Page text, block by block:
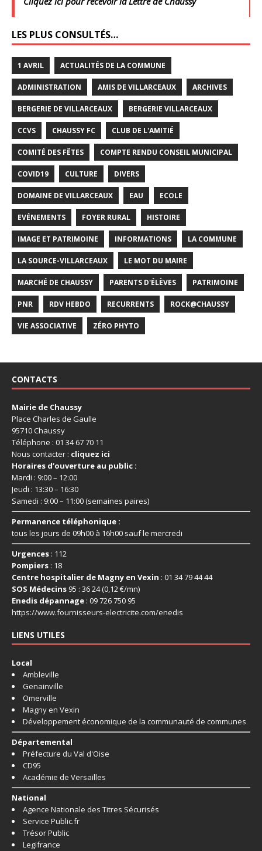
LES PLUS CONSULTÉS…
1 AVRIL ACTUALITÉS DE LA COMMUNE
ADMINISTRATION AMIS DE VILLARCEAUX ARCHIVES
BERGERIE DE VILLARCEAUX BERGERIE VILLARCEAUX
CCVS CHAUSSY FC CLUB DE L'AMITIÉ
COMITÉ DES FÊTES COMPTE RENDU CONSEIL MUNICIPAL
COVID19 CULTURE DIVERS
DOMAINE DE VILLARCEAUX EAU ECOLE
EVÉNEMENTS FOYER RURAL HISTOIRE
IMAGE ET PATRIMOINE INFORMATIONS LA COMMUNE
LA SOURCE-VILLARCEAUX LE MOT DU MAIRE
MARCHÉ DE CHAUSSY PARENTS D'ÉLÈVES PATRIMOINE
PNR RDV HEBDO RECURRENTS ROCK@CHAUSSY
VIE ASSOCIATIVE ZÉRO PHYTO
CONTACTS
Mairie de Chaussy
Place Charles de Gaulle
95710 Chaussy
Téléphone : 01 34 67 70 11
Nous contacter : cliquez ici
Horaires d’ouverture au public :
Mardi : 9:00 – 12:00
Jeudi : 13:30 – 16:30
Samedi : 9:00 – 11:00 (semaines paires)
Permanence téléphonique :
tous les jours de 09h00 à 16h00 sauf le mercredi
Urgences : 112
Pompiers : 18
Centre hospitalier de Magny en Vexin : 01 34 79 44 44
SOS Médecins 95 : 36 24 (0,12 €/mn)
Enedis dépannage : 09 726 750 95
https://www.fournisseurs-electricite.com/enedis
LIENS UTILES
Local
Ambleville
Genainville
Omerville
Magny en Vexin
Développement économique de la communauté de communes
Départemental
Préfecture du Val d'Oise
CD95
Académie de Versailles
National
Agence Nationale des Titres Sécurisés
Service Public.fr
Trésor Public
Legifrance